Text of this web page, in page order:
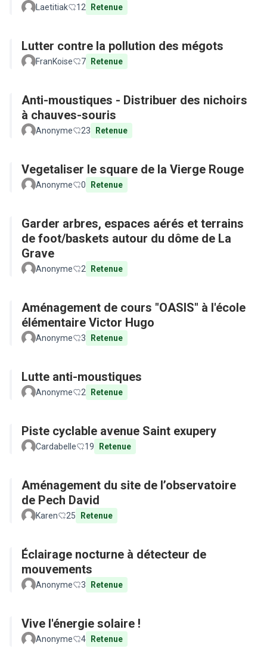
Laetitiak 12 Retenue
Lutter contre la pollution des mégots
FranKoise 7 Retenue
Anti-moustiques - Distribuer des nichoirs
à chauves-souris
Anonyme 23 Retenue
Vegetaliser le square de la Vierge Rouge
Anonyme 0 Retenue
Garder arbres, espaces aérés et terrains
de foot/baskets autour du dôme de La
Grave
Anonyme 2 Retenue
Aménagement de cours "OASIS" à l'école
élémentaire Victor Hugo
Anonyme 3 Retenue
Lutte anti-moustiques
Anonyme 2 Retenue
Piste cyclable avenue Saint exupery
Cardabelle 19 Retenue
Aménagement du site de l’observatoire
de Pech David
Karen 25 Retenue
Éclairage nocturne à détecteur de
mouvements
Anonyme 3 Retenue
Vive l'énergie solaire !
Anonyme 4 Retenue